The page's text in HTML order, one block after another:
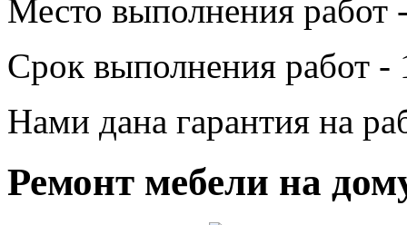
Место выполнения работ
Срок выполнения работ -
Нами дана гарантия на
Ремонт мебели на